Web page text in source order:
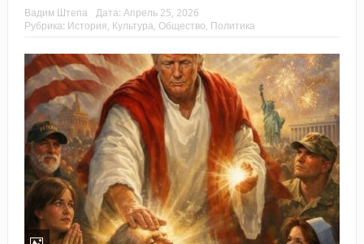
Вадим Штепа Дата: Апрель 25, 2026
Рубрика: История, Культура, Общество, Политика